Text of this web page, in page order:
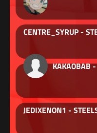
CENTRE_SYRUP -
KAKAOBAB
JEDIXENON1 -